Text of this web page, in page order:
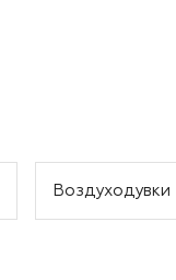
Воздуходувки